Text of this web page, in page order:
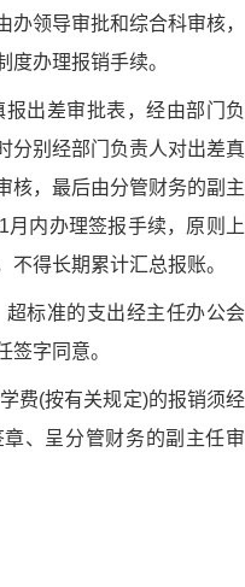
领导审批和综合科审核，
度办理报销手续。
报出差审批表，经由部门负
分别经部门负责人对出差真
核，最后由分管财务的副主
内办理签报手续，原则上
得长期累计汇总报账。
标准的支出经主任办公会
签字同意。
费(按有关规定)的报销须经
、呈分管财务的副主任审